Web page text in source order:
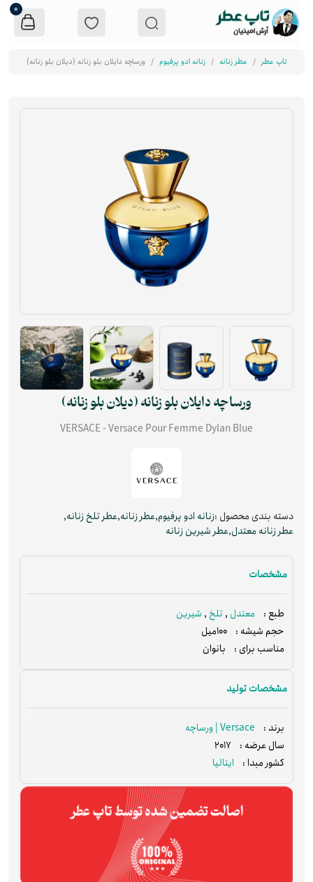
0
تاپ عطر عطر زنانه زنانه ادو پرفیوم ورساچه دایلان بلو زنانه (دیلان بلو زنانه)
ورساچه دایلان بلو زنانه (دیلان بلو زنانه)
VERSACE - Versace Pour Femme Dylan Blue
دسته بندی محصول :زنانه ادو پرفیوم,عطر زنانه,عطر تلخ زنانه,
عطر زنانه معتدل,عطر شیرین زنانه
مشخصات
طبع : معتدل ,تلخ , شیرین
حجم شیشه : 100میل
مناسب برای :
بانوان
مشخصات تولید
برند :
Versace | ورساچه
سال عرضه :
2017
کشور مبدا :
ایتالیا